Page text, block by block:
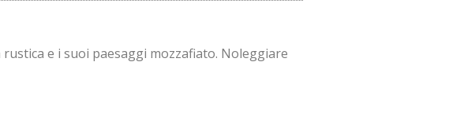
e i suoi paesaggi mozzafiato. Noleggiare